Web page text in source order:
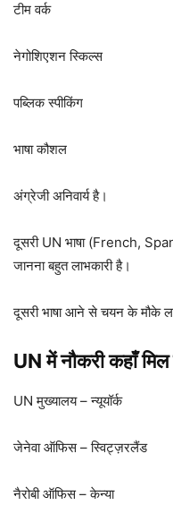
टीम वर्क
नेगोशिएशन स्किल्स
पब्लिक स्पीकिंग
भाषा कौशल
अंग्रेजी अनिवार्य है।
दूसरी UN भाषा (French,
जानना बहुत लाभकारी है।
दूसरी भाषा आने से चयन के मौके
UN में नौकरी कहाँ
UN मुख्यालय – न्यूयॉर्क
जेनेवा ऑफिस – स्विट्ज़रलैंड
नैरोबी ऑफिस – केन्या